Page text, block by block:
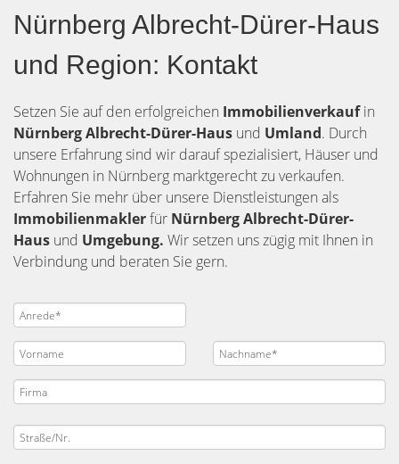
Nürnberg Albrecht-Dürer-Haus
und Region: Kontakt
Setzen Sie auf den erfolgreichen Immobilienverkaufin
NürnbergAlbrecht-Dürer-Haus und Umland. Durch
unsere Erfahrung sind wir darauf spezialisiert, Häuser und
Wohnungen in Nürnberg marktgerecht zu verkaufen.
Erfahren Sie mehr über unsere Dienstleistungen als
Immobilienmaklerfür Nürnberg Albrecht-Dürer-
Haus und Umgebung. Wir setzen uns zügig mit Ihnen in
Verbindung und beraten Sie gern.